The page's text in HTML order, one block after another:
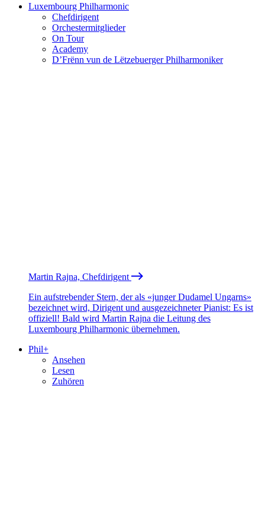
Luxembourg Philharmonic
Chefdirigent
Orchestermitglieder
On Tour
Academy
D’Frënn vun de Lëtzebuerger Philharmoniker
Martin Rajna, Chefdirigent
Ein aufstrebender Stern, der als «junger Dudamel Ungarns»
bezeichnet wird, Dirigent und ausgezeichneter Pianist: Es ist
offiziell! Bald wird Martin Rajna die Leitung des
Luxembourg Philharmonic übernehmen.
Phil+
Ansehen
Lesen
Zuhören